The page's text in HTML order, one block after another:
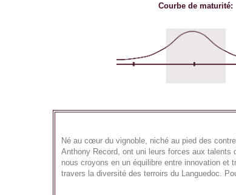
Courbe de maturité:
Né au cœur du vignoble, niché au pied des
Anthony Record, ont uni leurs forces aux talents
nous croyons en un équilibre entre innovation et
travers la diversité des terroirs du Languedoc.